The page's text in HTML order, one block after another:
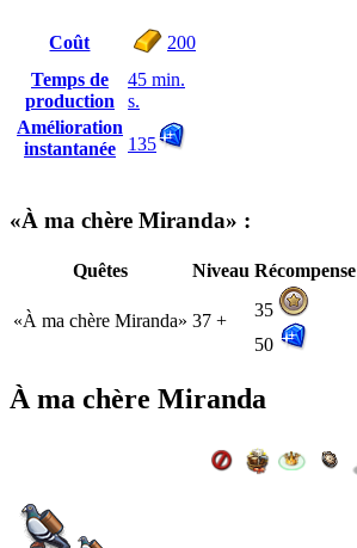
Coût
200
Temps de
production
45 min.
s.
Amélioration
instantanée
135
«À ma chère Miranda» :
Quêtes Niveau Récompense
«À ma chère Miranda» 37 +
35
50
À ma chère Miranda